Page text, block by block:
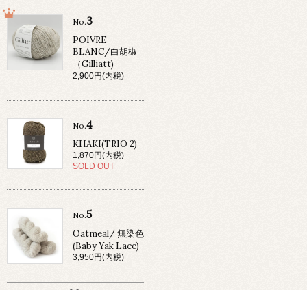
No.3
POIVRE
BLANC/白胡椒
（Gilliatt)
2,900円(内税)
No.4
KHAKI(TRIO 2)
1,870円(内税)
SOLD OUT
No.5
Oatmeal/ 無染色
(Baby Yak Lace)
3,950円(内税)